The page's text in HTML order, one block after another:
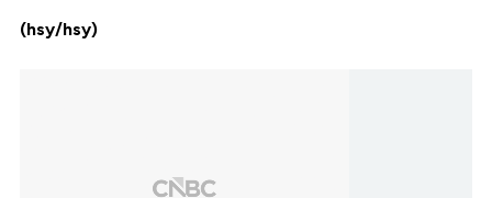
(hsy/hsy)